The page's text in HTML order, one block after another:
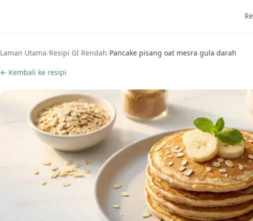
Laman Utama/Resipi GI Rendah/Pancake pisang oat mesra gula darah
← Kembali ke resipi